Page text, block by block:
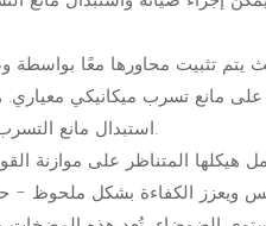
على مانع تسرب ميكانيكي
استبدال مانع التسرب أو الصيانة، مما يُتيح تشغيلها بواسطة شخص واحد.